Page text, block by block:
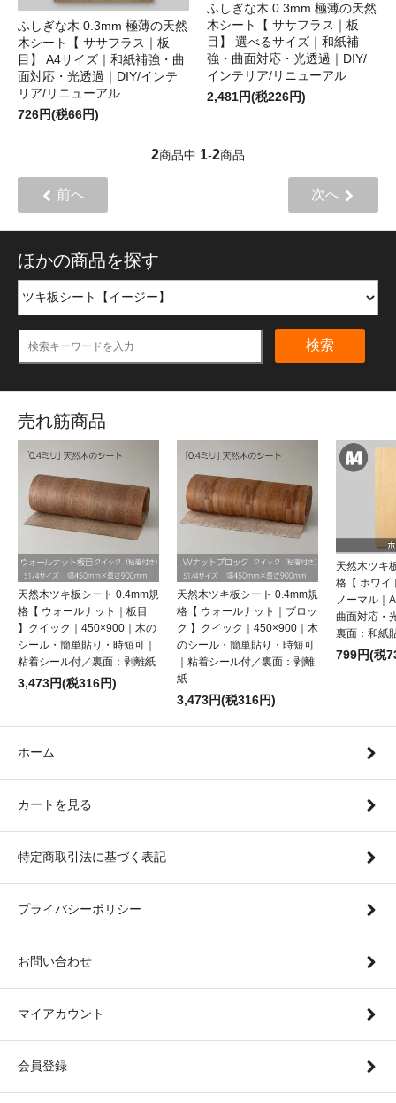
ふしぎな木 0.3mm 極薄の天然
木シート【 ササフラス｜板
目】 A4サイズ｜和紙補強・曲
面対応・光透過｜DIY/インテ
リア/リニューアル
726円(税66円)
ふしぎな木 0.3mm 極薄の天然
木シート【 ササフラス｜板
目】 選べるサイズ｜和紙補
強・曲面対応・光透過｜DIY/
インテリア/リニューアル
2,481円(税226円)
2商品中 1-2商品
前へ 次へ
ほかの商品を探す
検索
売れ筋商品
天然木ツキ板シート 0.4mm規
格【 ウォールナット｜板目
】クイック｜450×900｜木の
シール・簡単貼り・時短可｜
粘着シール付／裏面：剥離紙
3,473円(税316円)
天然木ツキ板シート 0.4mm規
格【 ウォールナット｜ブロッ
ク 】クイック｜450×900｜木
のシール・簡単貼り・時短可
｜粘着シール付／裏面：剥離
紙
3,473円(税316円)
天然木ツキ
格【 ホワイ
ノーマル｜
曲面対応・
裏面：和紙
799円(税
ホーム
カートを見る
特定商取引法に基づく表記
プライバシーポリシー
お問い合わせ
マイアカウント
会員登録